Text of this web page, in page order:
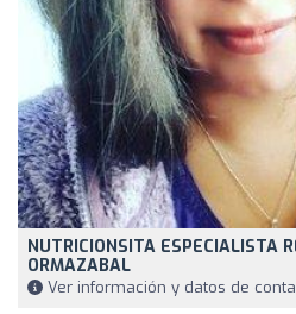
NUTRICIONSITA ESPECIALISTA
ORMAZABAL
Ver información y datos de